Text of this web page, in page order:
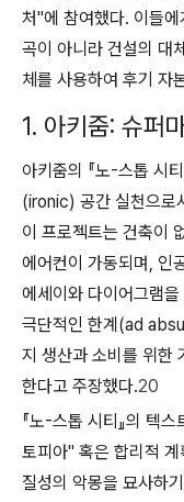
처"에 참여했다. 이들
곡이 아니라 건설의 대
체를 사용하여 후기 자
1. 아키줌: 슈퍼
아키줌의 『노-스톱
(ironic) 공간 실천으로
이 프로젝트는 건축이
에어컨이 가동되며, 인
에세이와 다이어그램
극단적인 한계(ad
지 생산과 소비를 위한
한다고 주장했다.20
『노-스톱 시티』의 텍
토피아" 혹은 합리적
질성의 악몽을 묘사하